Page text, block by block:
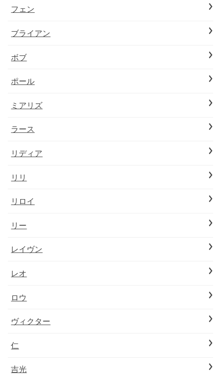
フェン
ブライアン
ボブ
ポール
ミアリズ
ラース
リディア
リリ
リロイ
リー
レイヴン
レオ
ロウ
ヴィクター
仁
吉光